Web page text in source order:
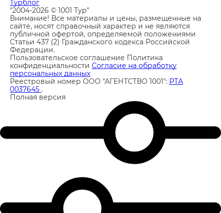
Турблог
"2004-2026 © 1001 Тур"
Внимание! Все материалы и цены, размещенные на
сайте, носят справочный характер и не являются
публичной офертой, определяемой положениями
Статьи 437 (2) Гражданского кодекса Российской
Федерации.
Пользовательское соглашение Политика
конфиденциальности Согласие на обработку
персональных данных
Реестровый номер ООО "АГЕНТСТВО 1001": РТА
0037645 .
Полная версия